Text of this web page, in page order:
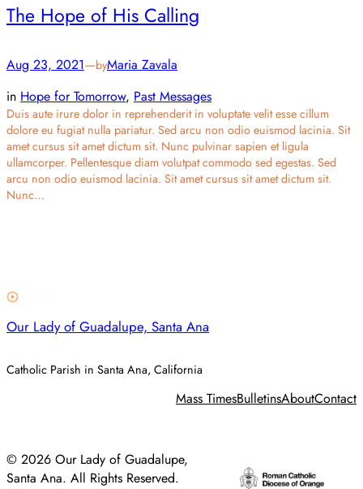
The Hope of His Calling
Aug 23, 2021—byMaria Zavala
in Hope for Tomorrow, Past Messages
Duis aute irure dolor in reprehenderit in voluptate velit esse cillum
dolore eu fugiat nulla pariatur. Sed arcu non odio euismod lacinia. Sit
amet cursus sit amet dictum sit. Nunc pulvinar sapien et ligula
ullamcorper. Pellentesque diam volutpat commodo sed egestas. Sed
arcu non odio euismod lacinia. Sit amet cursus sit amet dictum sit.
Nunc…
Our Lady of Guadalupe, Santa Ana
Catholic Parish in Santa Ana, California
Mass TimesBulletinsAboutContact
© 2026 Our Lady of Guadalupe,
Santa Ana. All Rights Reserved.